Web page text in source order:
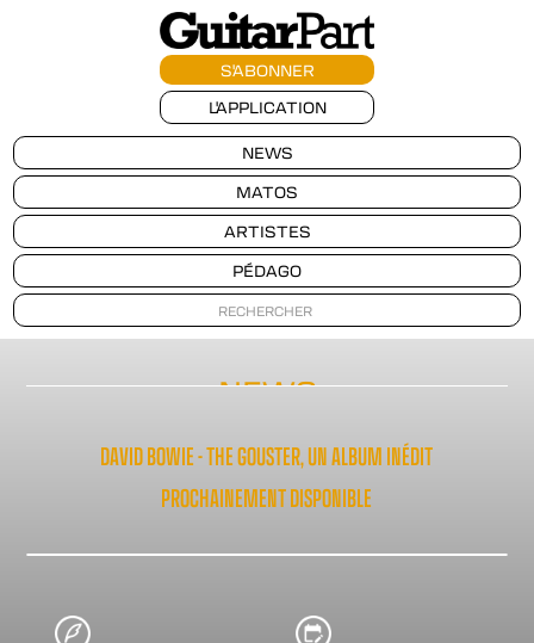
S'ABONNER
L'APPLICATION
NEWS
MATOS
ARTISTES
PÉDAGO
NEWS
DAVID BOWIE - THE GOUSTER, UN ALBUM INÉDIT
PROCHAINEMENT DISPONIBLE